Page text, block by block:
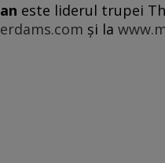
este liderul trupei
şi la